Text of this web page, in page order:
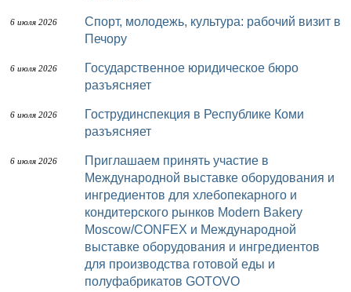
6 июля 2026
Спорт, молодежь, культура: рабочий визит в
Печору
6 июля 2026
Государственное юридическое бюро
разъясняет
6 июля 2026
Гострудинспекция в Республике Коми
разъясняет
6 июля 2026
Приглашаем принять участие в
Международной выставке оборудования и
ингредиентов для хлебопекарного и
кондитерского рынков Modern Bakery
Moscow/CONFEX и Международной
выставке оборудования и ингредиентов
для производства готовой еды и
полуфабрикатов GOTOVO